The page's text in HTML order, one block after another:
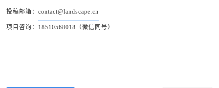
投稿邮箱：contact@landscape.cn
项目咨询：18510568018（微信同号）